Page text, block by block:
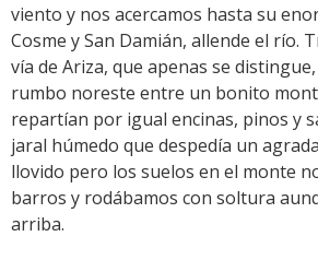
viento y nos acercamos hasta su
Cosme y San Damián, allende el río.
vía de Ariza, que apenas se
rumbo noreste entre un bonito
repartían por igual encinas, pinos y
jaral húmedo que despedía un
llovido pero los suelos en el monte
barros y rodábamos con soltura
arriba.